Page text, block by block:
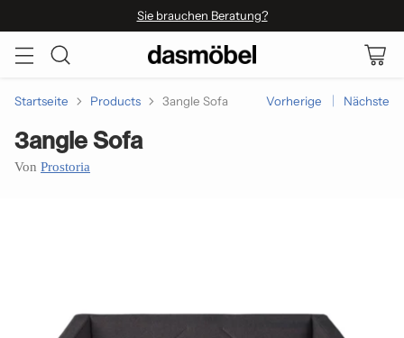
Sie brauchen Beratung?
Startseite Products 3angle Sofa Vorherige Nächste
3angle Sofa
Von Prostoria